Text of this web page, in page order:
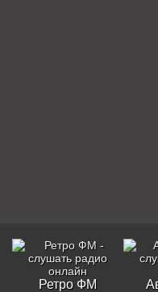
Ретро ФМ